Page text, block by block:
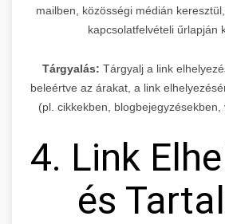
mailben, közösségi médián
kapcsolatfelvételi űrlapján
Tárgyalás: Tárgyalj a link
beleértve az árakat, a link
(pl. cikkekben, blogbejegyzésekben,
4. Link
és